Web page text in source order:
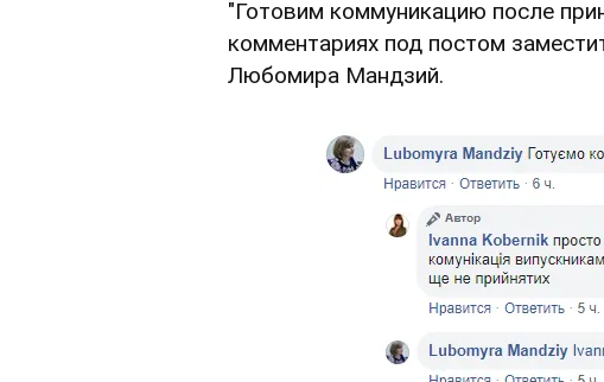
"Готовим коммуникацию после
комментариях под постом
Любомира Мандзий.